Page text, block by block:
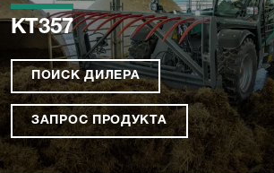
KT357
ПОИСК ДИЛЕРА
ЗАПРОС ПРОДУКТА